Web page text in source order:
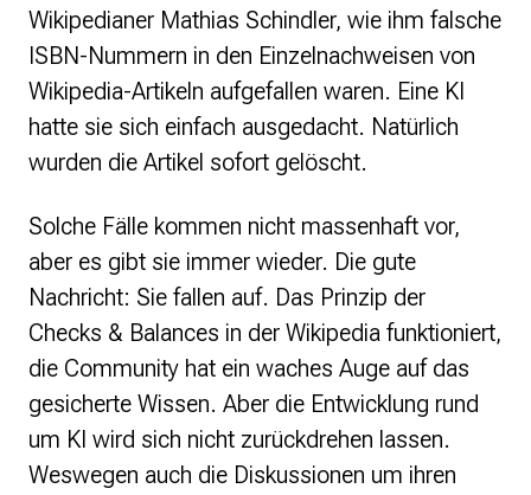
Suchen
Zum Inhalt überspringen
Wikipedianer Mathias Schindler, wie ihm falsche
ISBN-Nummern in den Einzelnachweisen von
Wikipedia-Artikeln aufgefallen waren. Eine KI
hatte sie sich einfach ausgedacht. Natürlich
wurden die Artikel sofort gelöscht.
Solche Fälle kommen nicht massenhaft vor,
aber es gibt sie immer wieder. Die gute
Nachricht: Sie fallen auf. Das Prinzip der
Checks & Balances in der Wikipedia funktioniert,
die Community hat ein waches Auge auf das
gesicherte Wissen. Aber die Entwicklung rund
um KI wird sich nicht zurückdrehen lassen.
Weswegen auch die Diskussionen um ihren